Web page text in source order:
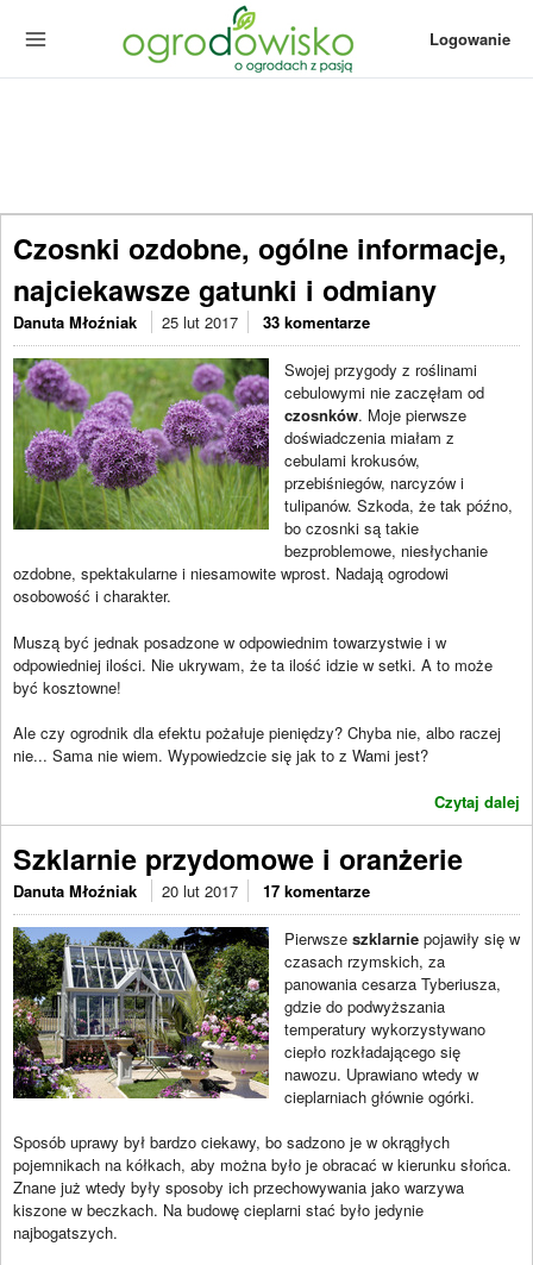
Logowanie
Czosnki ozdobne, ogólne informacje,
najciekawsze gatunki i odmiany
Danuta Młoźniak 25 lut 2017 33 komentarze
Swojej przygody z roślinami
cebulowymi nie zaczęłam od
czosnków. Moje pierwsze
doświadczenia miałam z
cebulami krokusów,
przebiśniegów, narcyzów i
tulipanów. Szkoda, że tak późno,
bo czosnki są takie
bezproblemowe, niesłychanie
ozdobne, spektakularne i niesamowite wprost. Nadają ogrodowi
osobowość i charakter.
Muszą być jednak posadzone w odpowiednim towarzystwie i w
odpowiedniej ilości. Nie ukrywam, że ta ilość idzie w setki. A to może
być kosztowne!
Ale czy ogrodnik dla efektu pożałuje pieniędzy? Chyba nie, albo raczej
nie... Sama nie wiem. Wypowiedzcie się jak to z Wami jest?
Czytaj dalej
Szklarnie przydomowe i oranżerie
Danuta Młoźniak 20 lut 2017 17 komentarze
Pierwsze szklarnie pojawiły się w
czasach rzymskich, za
panowania cesarza Tyberiusza,
gdzie do podwyższania
temperatury wykorzystywano
ciepło rozkładającego się
nawozu. Uprawiano wtedy w
cieplarniach głównie ogórki.
Sposób uprawy był bardzo ciekawy, bo sadzono je w okrągłych
pojemnikach na kółkach, aby można było je obracać w kierunku słońca.
Znane już wtedy były sposoby ich przechowywania jako warzywa
kiszone w beczkach. Na budowę cieplarni stać było jedynie
najbogatszych.